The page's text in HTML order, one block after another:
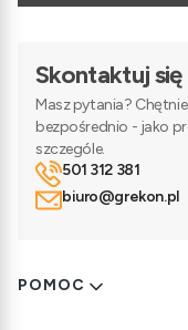
Skontaktuj się
Masz pytania?
bezpośrednio - jako
szczególe.
501 312 381
biuro@grekon.pl
Linki w stopce
POMOC